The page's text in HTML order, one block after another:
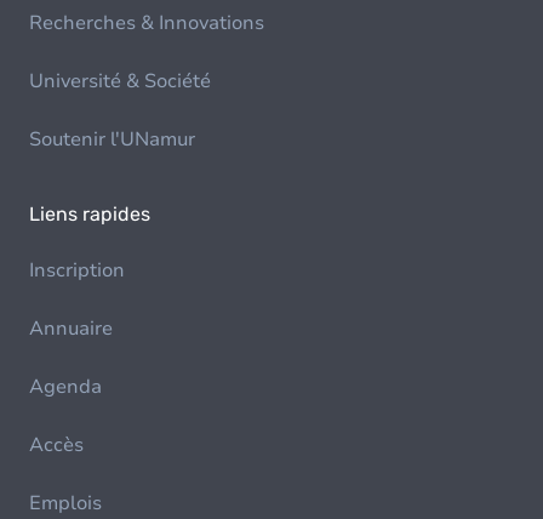
Recherches & Innovations
Université & Société
Soutenir l'UNamur
Liens rapides
Inscription
Annuaire
Agenda
Accès
Emplois